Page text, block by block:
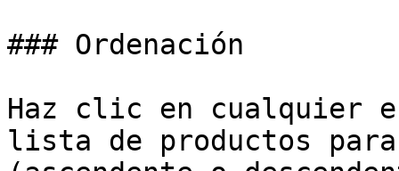
### Ordenación
Haz clic en cualquier
lista de productos para